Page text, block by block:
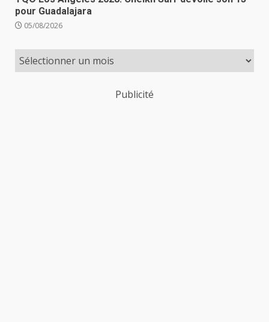
pour Guadalajara
05/08/2026
Publicité